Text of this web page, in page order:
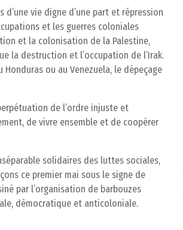
vie digne d’une part et répression
et les guerres coloniales
et la colonisation de la Palestine,
la destruction et l’occupation de l’Irak.
ou au Venezuela, le dépeçage
de l’ordre injuste et
de vivre ensemble et de coopérer
solidaires des luttes sociales,
ce premier mai sous le signe de
par l’organisation de barbouzes
démocratique et anticoloniale.